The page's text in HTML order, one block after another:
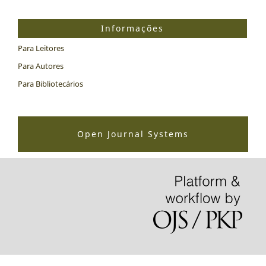
Informações
Para Leitores
Para Autores
Para Bibliotecários
Open Journal Systems